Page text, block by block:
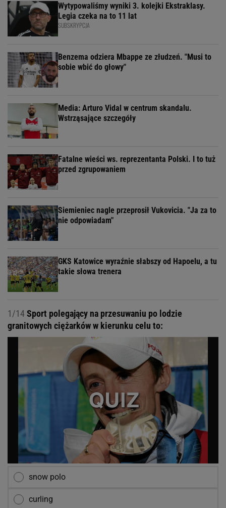
Wytypowaliśmy wyniki 3. kolejki Ekstraklasy.
Legia czeka na to 11 lat
SUBSKRYPCJA
Benzema odziera Mbappe ze złudzeń. "Musi to
sobie wbić do głowy"
Media: Arturo Vidal w centrum skandalu.
Wstrząsające szczegóły
Fatalne wieści ws. reprezentanta Polski. I to tuż
przed zgrupowaniem
Siemieniec nagle przeprosił Vukovicia. "Ja za to
nie odpowiadam"
GKS Katowice wyraźnie słabszy od Hapoelu, a tu
takie słowa trenera
1/14Sport polegający na przesuwaniu po lodzie
granitowych ciężarków w kierunku celu to:
snow polo
curling